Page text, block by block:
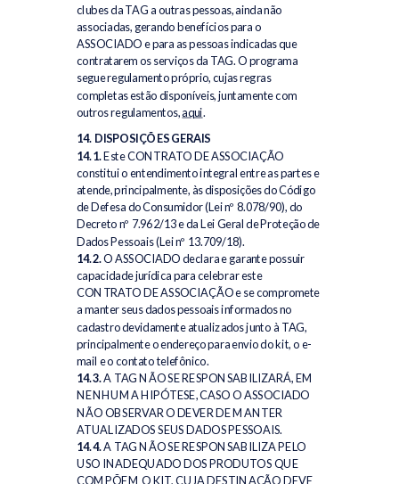
clubes da TAG a outras pessoas, ainda não
associadas, gerando benefícios para o
ASSOCIADO e para as pessoas indicadas que
contratarem os serviços da TAG. O programa
segue regulamento próprio, cujas regras
completas estão disponíveis, juntamente com
outros regulamentos,aqui.
14. DISPOSIÇÕES GERAIS
14.1.Este CONTRATO DE ASSOCIAÇÃO
constitui o entendimento integral entre as partes e
atende, principalmente, às disposições do Código
de Defesa do Consumidor (Lei nº 8.078/90), do
Decreto nº 7.962/13 e da Lei Geral de Proteção de
Dados Pessoais (Lei nº 13.709/18).
14.2.O ASSOCIADO declara e garante possuir
capacidade jurídica para celebrar este
CONTRATO DE ASSOCIAÇÃO e se compromete
a manter seus dados pessoais informados no
cadastro devidamente atualizados junto à TAG,
principalmente o endereço para envio do kit, o e-
mail e o contato telefônico.
14.3.A TAG NÃO SE RESPONSABILIZARÁ, EM
NENHUMA HIPÓTESE, CASO O ASSOCIADO
NÃO OBSERVAR O DEVER DE MANTER
ATUALIZADOS SEUS DADOS PESSOAIS.
14.4.A TAG NÃO SE RESPONSABILIZA PELO
USO INADEQUADO DOS PRODUTOS QUE
COMPÕEM O KIT, CUJA DESTINAÇÃO DEVE